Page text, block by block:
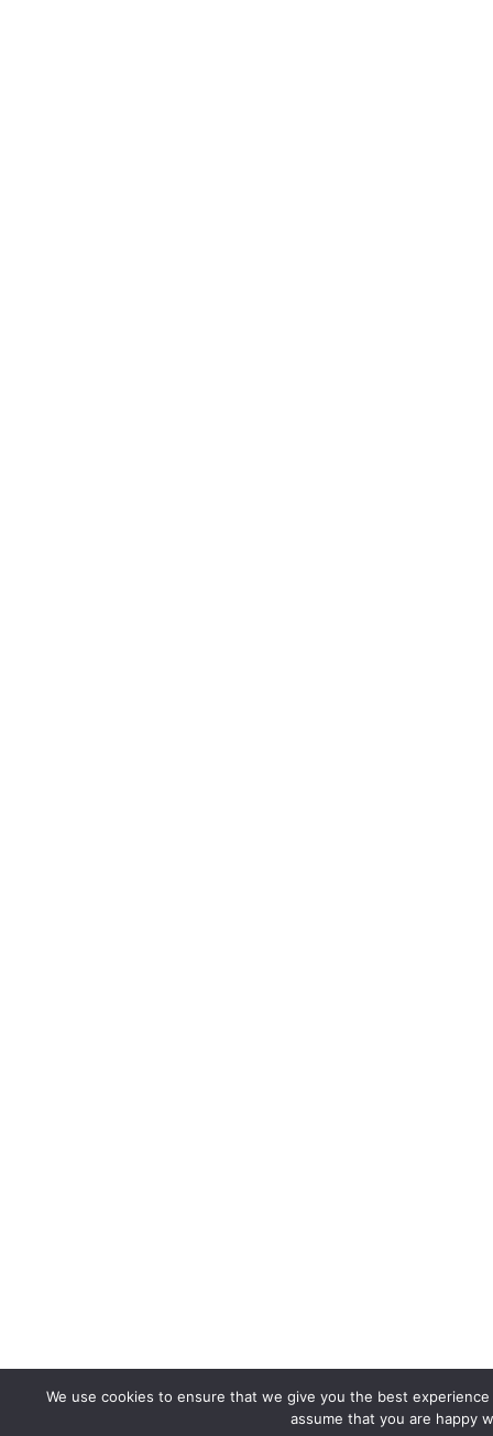
We use cookies to ensure that we give you the best
assume that you are happy